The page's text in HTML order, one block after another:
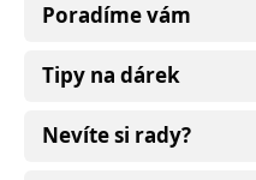
Poradíme vám
Tipy na dárek
Nevíte si rady?